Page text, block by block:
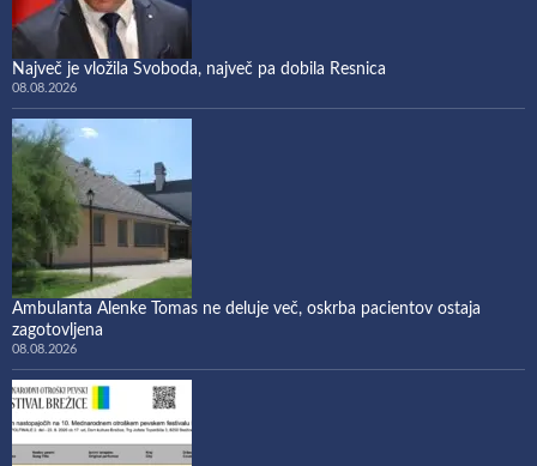
Največ je vložila Svoboda, največ pa dobila Resnica
08.08.2026
Ambulanta Alenke Tomas ne deluje več, oskrba pacientov ostaja
zagotovljena
08.08.2026